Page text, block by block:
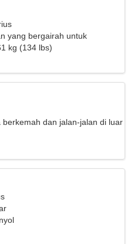
yang bergairah untuk
kg (134 lbs)
berkemah dan jalan-jalan di luar